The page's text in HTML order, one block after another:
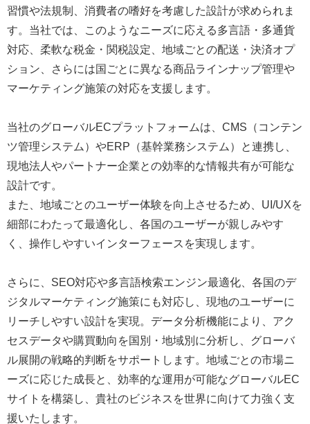
習慣や法規制、消費者の嗜好を考慮した設計が求められま
す。当社では、このようなニーズに応える多言語・多通貨
対応、柔軟な税金・関税設定、地域ごとの配送・決済オプ
ション、さらには国ごとに異なる商品ラインナップ管理や
マーケティング施策の対応を支援します。
当社のグローバルECプラットフォームは、CMS（コンテン
ツ管理システム）やERP（基幹業務システム）と連携し、
現地法人やパートナー企業との効率的な情報共有が可能な
設計です。
また、地域ごとのユーザー体験を向上させるため、UI/UXを
細部にわたって最適化し、各国のユーザーが親しみやす
く、操作しやすいインターフェースを実現します。
さらに、SEO対応や多言語検索エンジン最適化、各国のデ
ジタルマーケティング施策にも対応し、現地のユーザーに
リーチしやすい設計を実現。データ分析機能により、アク
セスデータや購買動向を国別・地域別に分析し、グローバ
ル展開の戦略的判断をサポートします。地域ごとの市場ニ
ーズに応じた成長と、効率的な運用が可能なグローバルEC
サイトを構築し、貴社のビジネスを世界に向けて力強く支
援いたします。